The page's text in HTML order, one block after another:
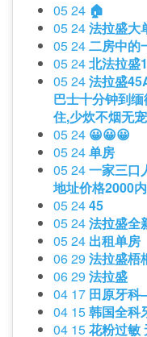
05 24 🏠
05 24法拉盛大
05 24二房中的
05 24北法拉盛
05 24法拉盛
巴士十分钟到
住,少炊不烟无
05 24 😀😀😀
05 24单房
05 24一家三口
地址价格2000
05 2445
05 24法拉盛全
05 24 出租单房
06 29 法拉盛梧
06 29 法拉盛
04 17 田原牙
04 15韩国全科
04 15花粉过